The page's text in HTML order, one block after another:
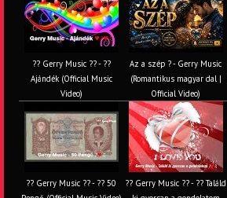
?? Gerry Music ?? - ??
Ajándék (Official Music
Video)
Az a szép ? - Gerry Music
(Romantikus magyar dal |
Official Video)
?? Gerry Music ?? - ?? 50
?? Gerry Music ?? - ?? Találd